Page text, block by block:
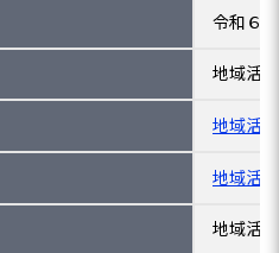
令和６
地域活
地域活
地域活
地域活